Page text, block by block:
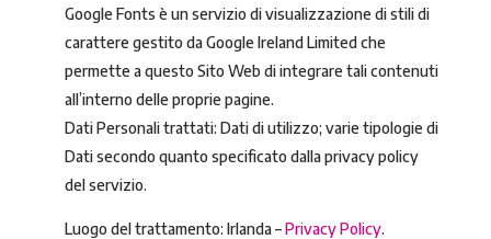
Google Fonts è un servizio di visualizzazione di stili di
carattere gestito da Google Ireland Limited che
permette a questo Sito Web di integrare tali contenuti
all’interno delle proprie pagine.
Dati Personali trattati: Dati di utilizzo; varie tipologie di
Dati secondo quanto specificato dalla privacy policy
del servizio.
Luogo del trattamento: Irlanda –Privacy Policy.